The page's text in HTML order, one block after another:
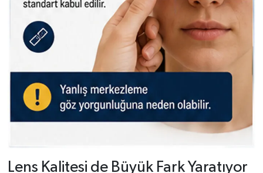
Lens Kalitesi de Büyük Fark Yaratıyor